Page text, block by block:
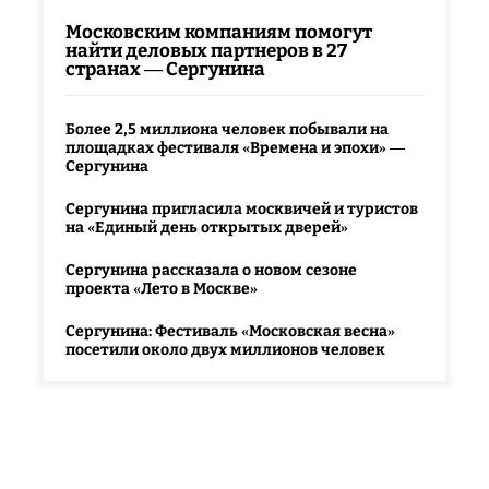
Московским компаниям помогут
найти деловых партнеров в 27
странах — Сергунина
Более 2,5 миллиона человек побывали на
площадках фестиваля «Времена и эпохи» —
Сергунина
Сергунина пригласила москвичей и туристов
на «Единый день открытых дверей»
Сергунина рассказала о новом сезоне
проекта «Лето в Москве»
Сергунина: Фестиваль «Московская весна»
посетили около двух миллионов человек